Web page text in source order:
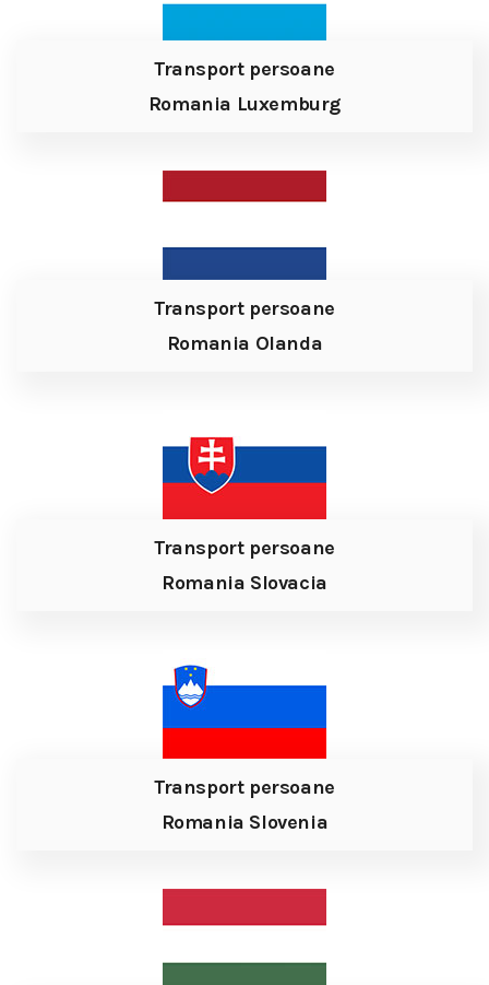
Transport persoane
Romania Luxemburg
Transport persoane
Romania Olanda
Transport persoane
Romania Slovacia
Transport persoane
Romania Slovenia